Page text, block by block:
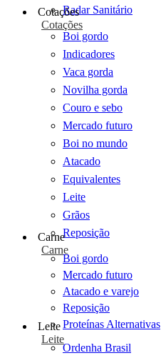
Radar Sanitário
Cotações
Cotações
Boi gordo
Indicadores
Vaca gorda
Novilha gorda
Couro e sebo
Mercado futuro
Boi no mundo
Atacado
Equivalentes
Leite
Grãos
Reposição
Carne
Carne
Boi gordo
Mercado futuro
Atacado e varejo
Reposição
Proteínas Alternativas
Leite
Leite
Ordenha Brasil